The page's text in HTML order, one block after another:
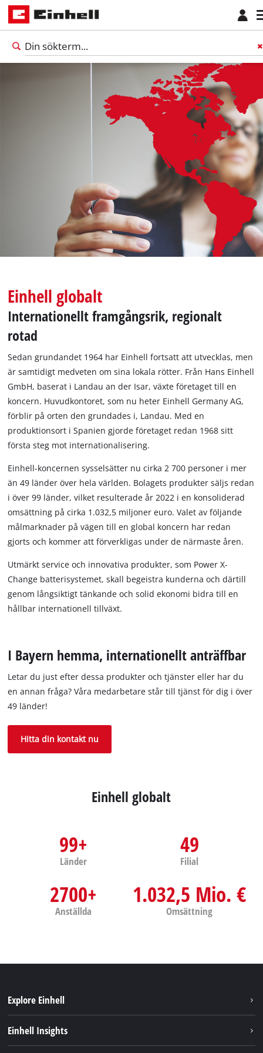
Svenska
Einhell globalt
Internationellt framgångsrik, regionalt
rotad
Sedan grundandet 1964 har Einhell fortsatt att utvecklas, men
är samtidigt medveten om sina lokala rötter. Från Hans Einhell
GmbH, baserat i Landau an der Isar, växte företaget till en
koncern. Huvudkontoret, som nu heter Einhell Germany AG,
förblir på orten den grundades i, Landau. Med en
produktionsort i Spanien gjorde företaget redan 1968 sitt
första steg mot internationalisering.
Einhell-koncernen sysselsätter nu cirka 2 700 personer i mer
än 49 länder över hela världen. Bolagets produkter säljs redan
i över 99 länder, vilket resulterade år 2022 i en konsoliderad
omsättning på cirka 1.032,5 miljoner euro. Valet av följande
målmarknader på vägen till en global koncern har redan
gjorts och kommer att förverkligas under de närmaste åren.
Utmärkt service och innovativa produkter, som Power X-
Change batterisystemet, skall begeistra kunderna och därtill
genom långsiktigt tänkande och solid ekonomi bidra till en
hållbar internationell tillväxt.
I Bayern hemma, internationellt anträffbar
Letar du just efter dessa produkter och tjänster eller har du
en annan fråga? Våra medarbetare står till tjänst för dig i över
49 länder!
Hitta din kontakt nu
Einhell globalt
99+
Länder
49
Filial
2700+
Anställda
1.032,5 Mio. €
Omsättning
Explore Einhell
Einhell Insights